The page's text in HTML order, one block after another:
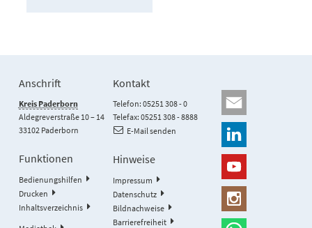
Anschrift
Kreis Paderborn
Aldegreverstraße 10 – 14
33102 Paderborn
Kontakt
Telefon: 05251 308 - 0
Telefax: 05251 308 - 8888
E-Mail senden
Funktionen
Bedienungshilfen
Drucken
Inhaltsverzeichnis
Hinweise
Impressum
Datenschutz
Bildnachweise
Barrierefreiheit